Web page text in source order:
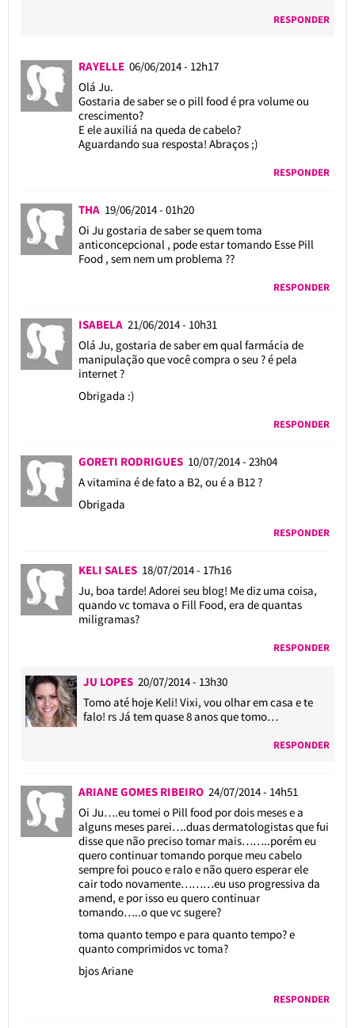
RESPONDER
RAYELLE 06/06/2014 - 12h17
Olá Ju.
Gostaria de saber se o pill food é pra volume ou
crescimento?
E ele auxiliá na queda de cabelo?
Aguardando sua resposta! Abraços ;)
RESPONDER
THA 19/06/2014 - 01h20
Oi Ju gostaria de saber se quem toma
anticoncepcional , pode estar tomando Esse Pill
Food , sem nem um problema ??
RESPONDER
ISABELA 21/06/2014 - 10h31
Olá Ju, gostaria de saber em qual farmácia de
manipulação que você compra o seu ? é pela
internet ?
Obrigada :)
RESPONDER
GORETI RODRIGUES 10/07/2014 - 23h04
A vitamina é de fato a B2, ou é a B12 ?
Obrigada
RESPONDER
KELI SALES 18/07/2014 - 17h16
Ju, boa tarde! Adorei seu blog! Me diz uma coisa,
quando vc tomava o Fill Food, era de quantas
miligramas?
RESPONDER
JU LOPES 20/07/2014 - 13h30
Tomo até hoje Keli! Vixi, vou olhar em casa e te
falo! rs Já tem quase 8 anos que tomo…
RESPONDER
ARIANE GOMES RIBEIRO 24/07/2014 - 14h51
Oi Ju….eu tomei o Pill food por dois meses e a
alguns meses parei….duas dermatologistas que fui
disse que não preciso tomar mais……..porém eu
quero continuar tomando porque meu cabelo
sempre foi pouco e ralo e não quero esperar ele
cair todo novamente………eu uso progressiva da
amend, e por isso eu quero continuar
tomando…..o que vc sugere?
toma quanto tempo e para quanto tempo? e
quanto comprimidos vc toma?
bjos Ariane
RESPONDER